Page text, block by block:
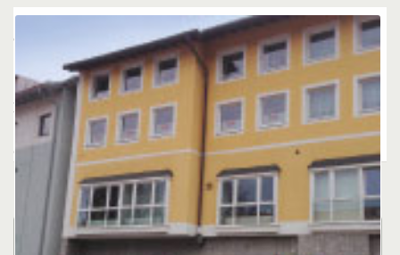
Starterpaket – für Geflüchtete aus der Ukraine
16. August 2022
In einer fremden Sprache einen Antrag zu stellen ist schwer! Wir
unterstützen Sie dabei, schnell die Grundlagen von „Jobcenter
digital“ zur Antragstellung für Hilfen zu…[mehr]
Garmisch-Partenkirchen Von-Brug-